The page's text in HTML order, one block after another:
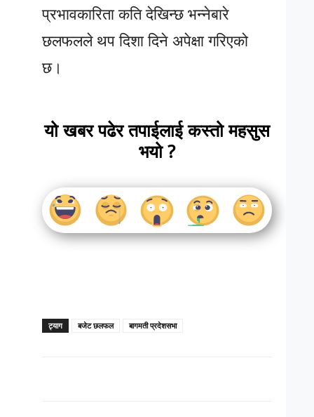
प्रभावकारिता कति देखिन्छ भन्नेबारे
छलफलले थप दिशा दिने अपेक्षा गरिएको
छ।
यो खबर पढेर तपाईलाई कस्तो महसुस
भयो ?
ट्याग बजेट छलफल बागमती प्रदेशसभा